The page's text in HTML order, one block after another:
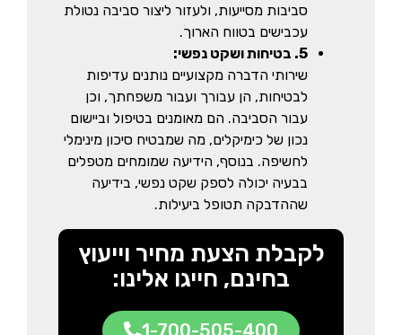
סביבות מסייעות, ולעזור ליצור סביבה נטולת
עכבישים בטווח הארוך.
5. בטיחות ושקט נפשי:
שירותי הדברה מקצועיים נותנים עדיפות
לבטיחות, הן עבורך ועבור משפחתך, וכן
עבור הסביבה. הם מאומנים בטיפול וביישום
נכון של כימיקלים, מה שמבטיח סיכון מינימלי
לחשיפה. בנוסף, הידיעה שמומחים מטפלים
בבעיה יכולה לספק שקט נפשי, בידיעה
שההדבקה תטופל ביעילות.
לקבלת הצעת מחיר וייעוץ
בחינם, חייגו אלינו:
1-700-505-400